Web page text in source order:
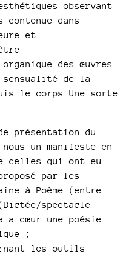
observant
contenue dans
et
des œuvres
de la
le corps.Une sorte
présentation du
nous un manifeste en
celles qui ont eu
par les
à Poème (entre
spectacle
cœur une poésie
;
les outils